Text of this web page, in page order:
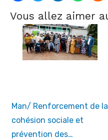
Vous allez aimer
Man/ Renforcement de la
cohésion sociale et
prévention des…